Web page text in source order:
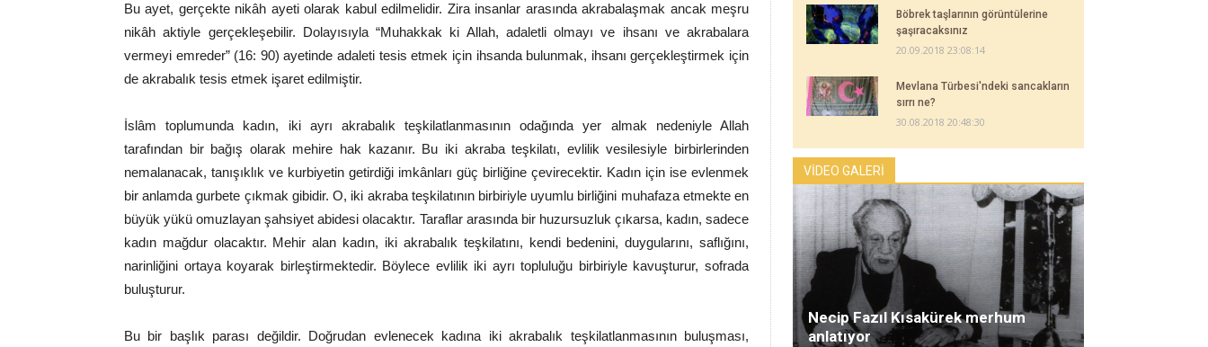
Bu ayet, gerçekte nikâh ayeti olarak kabul edilmelidir. Zira insanlar arasında akrabalaşmak ancak meşru
nikâh aktiyle gerçekleşebilir. Dolayısıyla “Muhakkak ki Allah, adaletli olmayı ve ihsanı ve akrabalara
vermeyi emreder” (16: 90) ayetinde adaleti tesis etmek için ihsanda bulunmak, ihsanı gerçekleştirmek için
de akrabalık tesis etmek işaret edilmiştir.
İslâm toplumunda kadın, iki ayrı akrabalık teşkilatlanmasının odağında yer almak nedeniyle Allah
tarafından bir bağış olarak mehire hak kazanır. Bu iki akraba teşkilatı, evlilik vesilesiyle birbirlerinden
nemalanacak, tanışıklık ve kurbiyetin getirdiği imkânları güç birliğine çevirecektir. Kadın için ise evlenmek
bir anlamda gurbete çıkmak gibidir. O, iki akraba teşkilatının birbiriyle uyumlu birliğini muhafaza etmekte en
büyük yükü omuzlayan şahsiyet abidesi olacaktır. Taraflar arasında bir huzursuzluk çıkarsa, kadın, sadece
kadın mağdur olacaktır. Mehir alan kadın, iki akrabalık teşkilatını, kendi bedenini, duygularını, saflığını,
narinliğini ortaya koyarak birleştirmektedir. Böylece evlilik iki ayrı topluluğu birbiriyle kavuşturur, sofrada
buluşturur.
Bu bir başlık parası değildir. Doğrudan evlenecek kadına iki akrabalık teşkilatlanmasının buluşması,
Böbrek taşlarının görüntülerine
şaşıracaksınız
20.09.2018 23:08:14
Mevlana Türbesi'ndeki sancakların
sırrı ne?
30.08.2018 20:48:30
VİDEO GALERİ
Necip Fazıl Kısakürek merhum
anlatıyor